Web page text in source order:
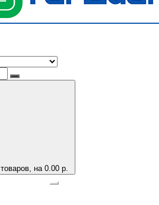
товаров, на 0.00 р.